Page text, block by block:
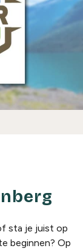
sta je juist op
beginnen? Op